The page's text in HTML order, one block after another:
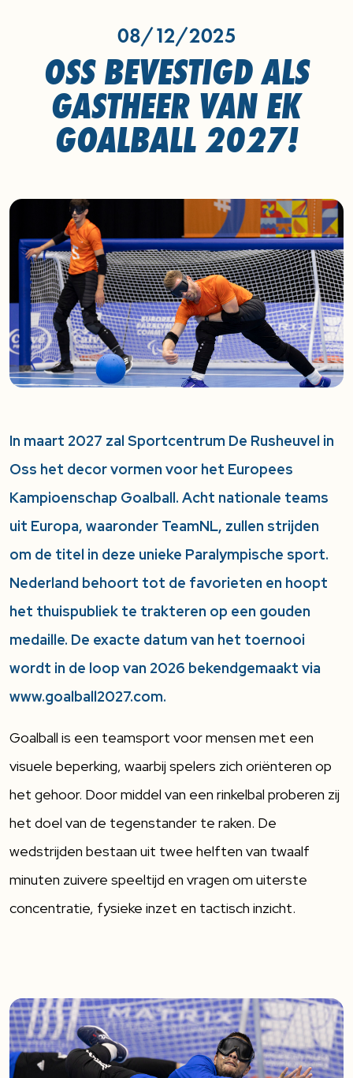
08/12/2025
OSS BEVESTIGD ALS
GASTHEER VAN EK
GOALBALL 2027!
In maart 2027 zal Sportcentrum De Rusheuvel in
Oss het decor vormen voor het Europees
Kampioenschap Goalball. Acht nationale teams
uit Europa, waaronder TeamNL, zullen strijden
om de titel in deze unieke Paralympische sport.
Nederland behoort tot de favorieten en hoopt
het thuispubliek te trakteren op een gouden
medaille. De exacte datum van het toernooi
wordt in de loop van 2026 bekendgemaakt via
www.goalball2027.com.
Goalball is een teamsport voor mensen met een
visuele beperking, waarbij spelers zich oriënteren op
het gehoor. Door middel van een rinkelbal proberen zij
het doel van de tegenstander te raken. De
wedstrijden bestaan uit twee helften van twaalf
minuten zuivere speeltijd en vragen om uiterste
concentratie, fysieke inzet en tactisch inzicht.